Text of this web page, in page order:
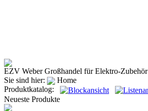
EZV Weber Großhandel für Elektro-Zubehör
Sie sind hier:
Home
Produktkatalog:
Neueste Produkte